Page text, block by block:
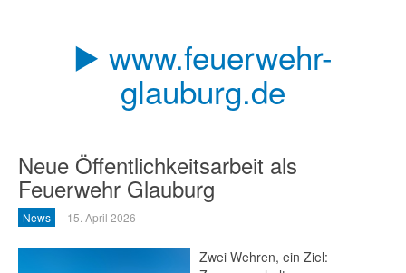
▶️ www.feuerwehr-
glauburg.de
Neue Öffentlichkeitsarbeit als
Feuerwehr Glauburg
News 15. April 2026
Zwei Wehren, ein Ziel: